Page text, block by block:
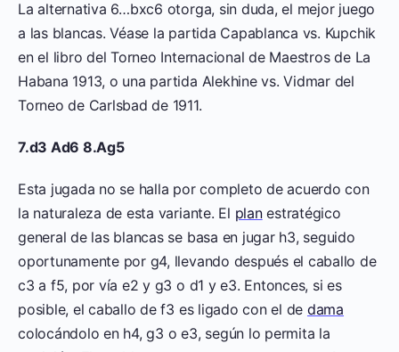
La alternativa 6…bxc6 otorga, sin duda, el mejor juego
a las blancas. Véase la partida Capablanca vs. Kupchik
en el libro del Torneo Internacional de Maestros de La
Habana 1913, o una partida Alekhine vs. Vidmar del
Torneo de Carlsbad de 1911.
7.d3 Ad6 8.Ag5
Esta jugada no se halla por completo de acuerdo con
la naturaleza de esta variante. El planestratégico
general de las blancas se basa en jugar h3, seguido
oportunamente por g4, llevando después el caballo de
c3 a f5, por vía e2 y g3 o d1 y e3. Entonces, si es
posible, el caballo de f3 es ligado con el de dama
colocándolo en h4, g3 o e3, según lo permita la